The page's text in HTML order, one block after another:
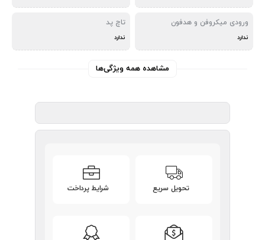
ورودی میکروفن و هدفون
ندارد
تاچ پد
ندارد
مشاهده همه ویژگی‌ها
تحویل سریع شرایط پرداخت